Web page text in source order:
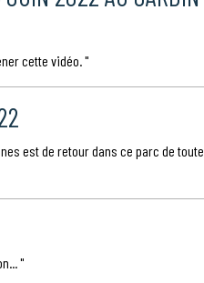
cette vidéo. "
est de retour dans ce parc de toute
"